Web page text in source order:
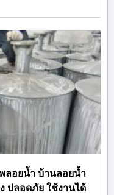
ลอยน้ำ บ้านลอยน้ำ
ปลอดภัย ใช้งานได้